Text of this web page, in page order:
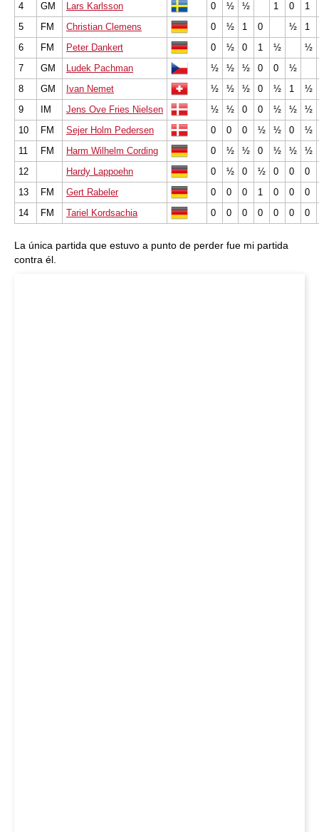
4
GM Lars Karlsson 0 ½ ½ 1 0
1
5
FM Christian Clemens 0 ½ 1 0 ½
1
6
FM Peter Dankert 0 ½ 0 1 ½
½
7
GM Ludek Pachman ½ ½ ½ 0 0
½
8
GM Ivan Nemet ½ ½ ½ 0 ½ 1
½
9
IM Jens Ove Fries Nielsen ½ ½ 0 0 ½ ½
½
10
FM Sejer Holm Pedersen 0 0 0 ½ ½ 0
½
11
FM Harm Wilhelm Cording 0 ½ ½ 0 ½ ½
½
12
Hardy Lappoehn 0 ½ 0 ½ 0 0
0
13
FM Gert Rabeler 0 0 0 1 0 0
0
14
FM Tariel Kordsachia 0 0 0 0 0 0 0
La única partida que estuvo a punto de perder fue mi partida
contra él.